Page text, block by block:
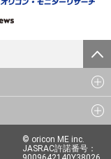
© oricon ME inc.
JASRAC許諾番号：